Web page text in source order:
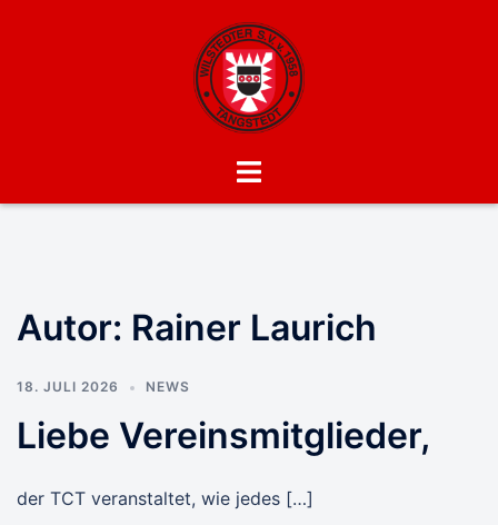
Menü
Autor: Rainer Laurich
18. JULI 2026 NEWS
Liebe Vereinsmitglieder,
der TCT veranstaltet, wie jedes […]